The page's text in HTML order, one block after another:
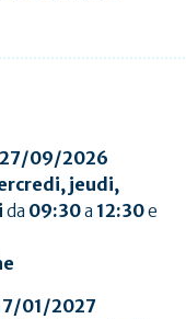
27/09/2026
jeudi,
da 09:30a 12:30e
01/2027